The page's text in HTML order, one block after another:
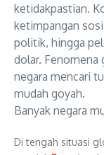
ketidakpastian.
ketimpangan
politik, hingga
dolar. Fenomena
negara mencari
mudah goyah.
Banyak negara
Di tengah situasi